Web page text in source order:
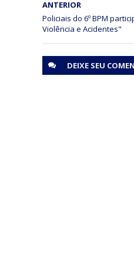
ANTERIOR
Policiais do 6º BPM
DEIXE SEU